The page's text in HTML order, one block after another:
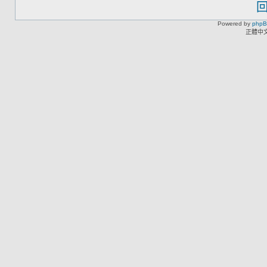
Powered by
正體中